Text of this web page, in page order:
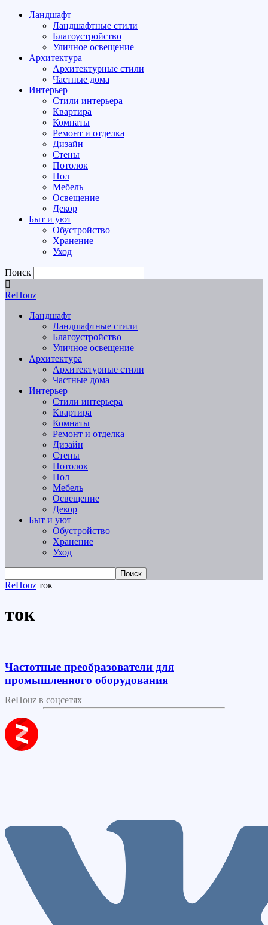
Ландшафт
Ландшафтные стили
Благоустройство
Уличное освещение
Архитектура
Архитектурные стили
Частные дома
Интерьер
Стили интерьера
Квартира
Комнаты
Ремонт и отделка
Дизайн
Стены
Потолок
Пол
Мебель
Освещение
Декор
Быт и уют
Обустройство
Хранение
Уход
Поиск
ReHouz
Ландшафт
Ландшафтные стили
Благоустройство
Уличное освещение
Архитектура
Архитектурные стили
Частные дома
Интерьер
Стили интерьера
Квартира
Комнаты
Ремонт и отделка
Дизайн
Стены
Потолок
Пол
Мебель
Освещение
Декор
Быт и уют
Обустройство
Хранение
Уход
ReHouz ток
ток
Частотные преобразователи для
промышленного оборудования
ReHouz в соцсетях